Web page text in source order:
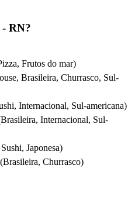
- RN?
Frutos do mar)
Brasileira, Churrasco, Sul-
Internacional, Sul-americana)
Internacional, Sul-
Japonesa)
(Brasileira, Churrasco)